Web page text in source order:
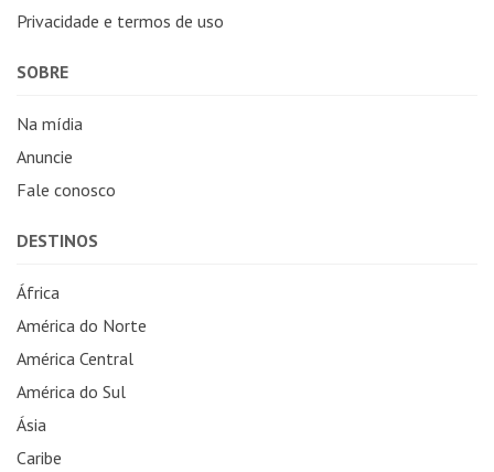
Privacidade e termos de uso
SOBRE
Na mídia
Anuncie
Fale conosco
DESTINOS
África
América do Norte
América Central
América do Sul
Ásia
Caribe